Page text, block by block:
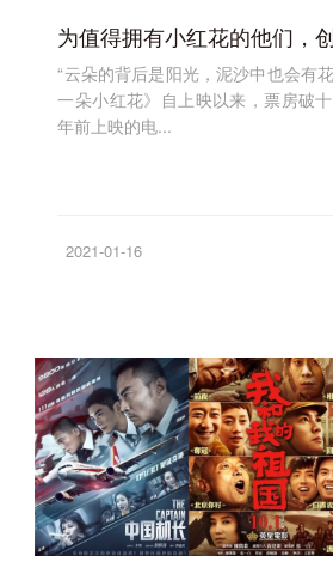
“云朵的背后是阳光，泥沙中也会有
一朵小红花》自上映以来，票房破
年前上映的电...
2021-01-16